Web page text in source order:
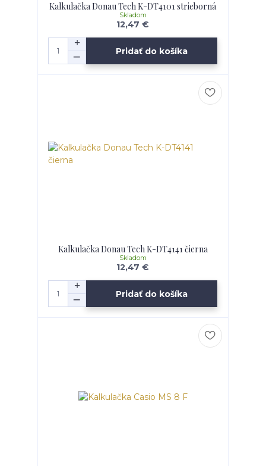
Kalkulačka Donau Tech K-DT4101 strieborná
12,47 €
Skladom
Pridať do košíka
Kalkulačka Donau Tech K-DT4141 čierna
12,47 €
Skladom
Pridať do košíka